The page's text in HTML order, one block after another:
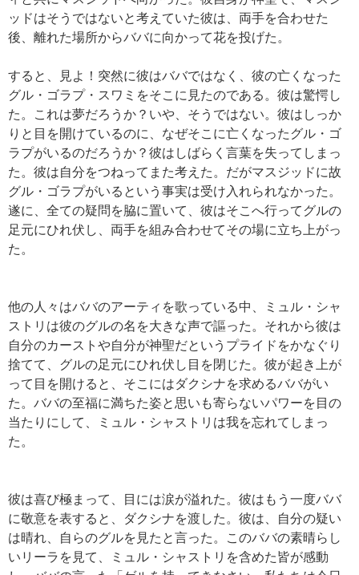
ッドはそうではないと考えていた彼は、両手を合わせた
後、離れた場所からババに向かって花を投げた。
すると、見よ！突然に彼はババではなく、彼の亡くなった
グル・ゴラプ・スワミをそこに見たのである。彼は驚愕し
た。これは夢だろうか？いや、そうではない。彼はしっか
りと目を開けているのに、なぜそこに亡くなったグル・ゴ
ラプがいるのだろうか？彼はしばらく言葉を失ってしまっ
た。彼は自分をつねってまた考えた。だがマスジッドに故
グル・ゴラプがいるという事実は受け入れられなかった。
遂に、全ての疑問を脇に置いて、彼はそこへ行ってグルの
足元にひれ伏し、両手を組み合わせてその場に立ち上がっ
た。
他の人々はババのアーティを歌っている中、ミュル・シャ
ストリは彼のグルの名を大きな声で謳った。それから彼は
自分のカーストや自分が神聖だというプライドをかなぐり
捨てて、グルの足元にひれ伏し目を閉じた。彼が起き上が
って目を開けると、そこにはダクシナを求めるババがい
た。ババの至福に満ちた姿と思いも寄らないパワーを目の
当たりにして、ミュル・シャストリは我を忘れてしまっ
た。
彼は喜び極まって、目には涙が溢れた。彼はもう一度ババ
に敬意を表すると、ダクシナを渡した。彼は、自分の疑い
は晴れ、自らのグルを見たと言った。このババの素晴らし
いリーラを見て、ミュル・シャストリを含めた皆が感動